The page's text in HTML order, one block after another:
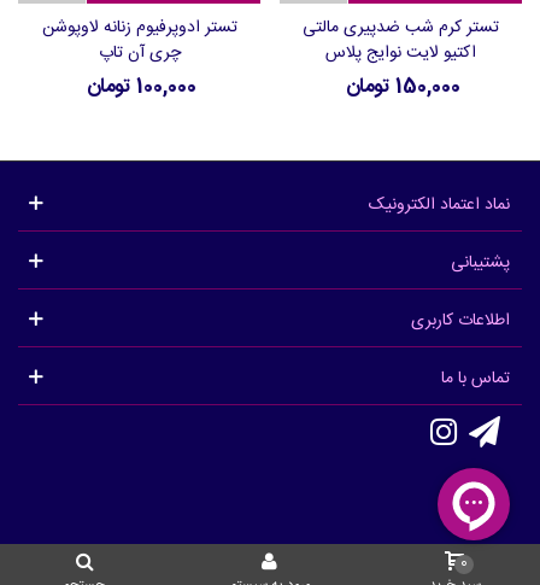
تستر کرم شب ضدپیری مالتی
اکتیو لایت نوایج پلاس
150,000 تومان
تستر ادوپرفیوم زنانه لاوپوشن
چری آن تاپ
100,000 تومان
نماد اعتماد الکترونیک
پشتیبانی
اطلاعات کاربری
تماس با ما
0